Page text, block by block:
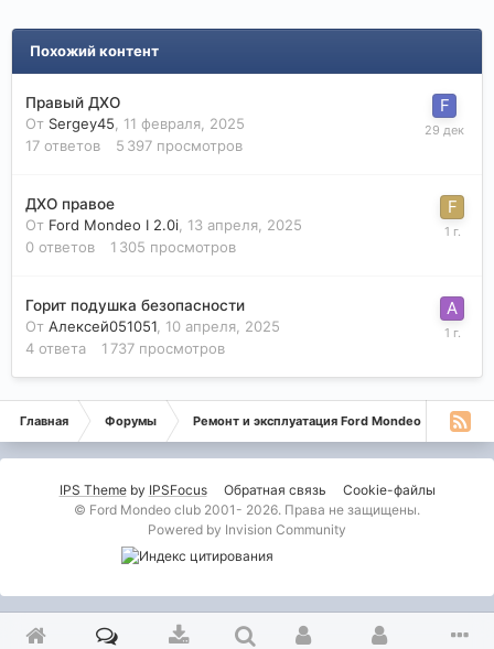
Похожий контент
Правый ДХО
От Sergey45
11 февраля, 2025
17 ответов 5 397 просмотров
ДХО правое
От Ford Mondeo I 2.0i 13 апреля, 2025
0 ответов 1 305 просмотров
Горит подушка безопасности
От Алексей051051 10 апреля, 2025
4 ответа 1 737 просмотров
Главная Форумы Ремонт и эксплуатация Ford Mondeo
IPS Themeby IPSFocus Обратная связь
Cookie-файлы
© Ford Mondeo club 2001- 2026. Права не защищены.
Powered by Invision Community